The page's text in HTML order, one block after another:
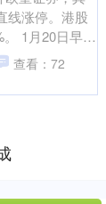
线涨停。港股
1月20日早
，开盘后集体
查看：72